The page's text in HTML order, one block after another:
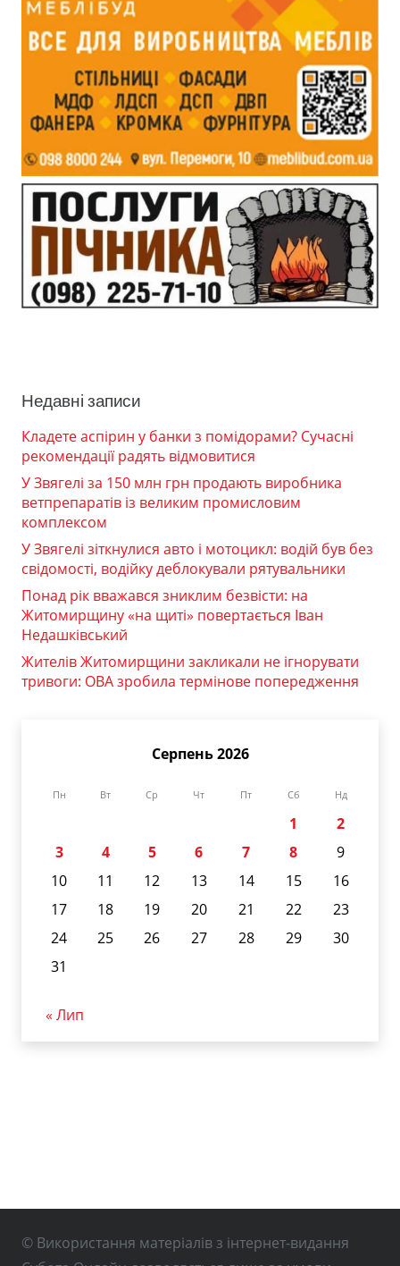
Недавні записи
Кладете аспірин у банки з помідорами? Сучасні
рекомендації радять відмовитися
У Звягелі за 150 млн грн продають виробника
ветпрепаратів із великим промисловим
комплексом
У Звягелі зіткнулися авто і мотоцикл: водій був без
свідомості, водійку деблокували рятувальники
Понад рік вважався зниклим безвісти: на
Житомирщину «на щиті» повертається Іван
Недашківський
Жителів Житомирщини закликали не ігнорувати
тривоги: ОВА зробила термінове попередження
Серпень 2026
Пн Вт Ср Чт Пт Сб Нд
1
2
3
4 5 6 7 8
9
10
11 12 13 14 15
16
17
18 19 20 21 22
23
24
25 26 27 28 29
30
31
« Лип
© Використання матеріалів з інтернет-видання